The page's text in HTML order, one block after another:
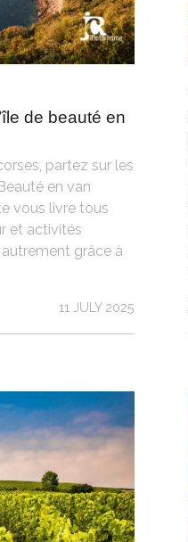
de beauté en
partez sur les
en van
vous livre tous
et activités
grâce à
11 JULY 2025